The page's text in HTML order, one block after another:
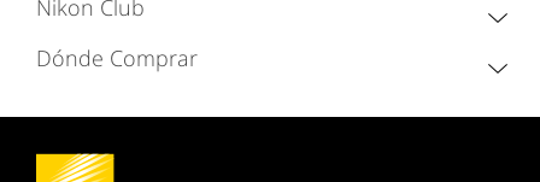
Nikon Club
Dónde Comprar